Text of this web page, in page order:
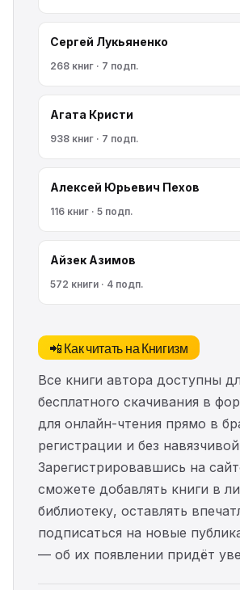
Сергей Лукьяненко
268 книг · 7 подп.
Агата Кристи
938 книг · 7 подп.
Алексей Юрьевич Пехов
116 книг · 5 подп.
Айзек Азимов
572 книги · 4 подп.
📲 Как читать на Книгизм
Все книги автора доступны
бесплатного скачивания в
для онлайн-чтения прямо в
регистрации и без
Зарегистрировавшись на
сможете добавлять книги в
библиотеку, оставлять
подписаться на новые
— об их появлении придёт